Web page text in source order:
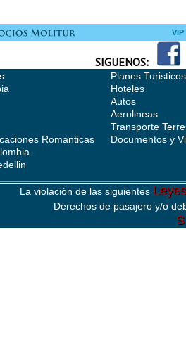
SIGUENOS:
Romanticas
Planes Turisticos
Hoteles
Autos
Aerolineas
Transporte
Documentos y
La violación de las siguientes Leyes
Derechos de pasajero y/o